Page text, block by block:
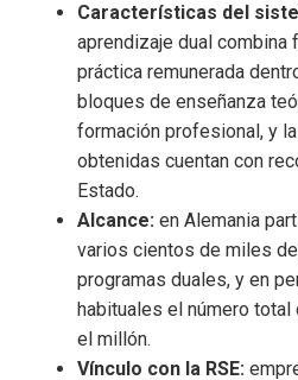
Características del
aprendizaje dual
práctica remunerada
bloques de enseñanza
formación profesional, y
obtenidas cuentan con
Estado.
Alcance: en Alemania
varios cientos de miles
programas duales, y en
habituales el número
el millón.
Vínculo con la RSE: